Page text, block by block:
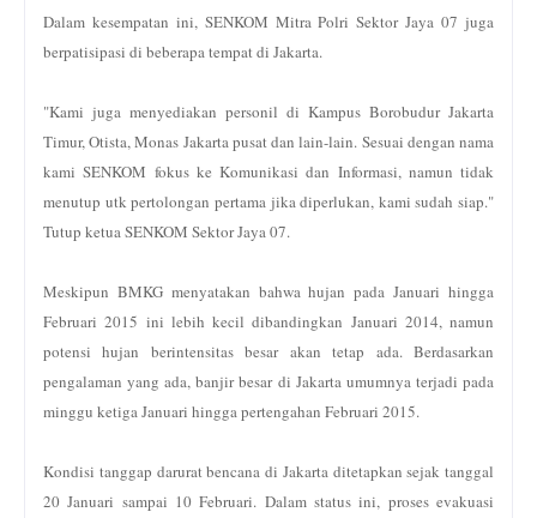
Dalam kesempatan ini, SENKOM Mitra Polri Sektor Jaya 07 juga
berpatisipasi di beberapa tempat di Jakarta.
"Kami juga menyediakan personil di Kampus Borobudur Jakarta
Timur, Otista, Monas Jakarta pusat dan lain-lain. Sesuai dengan nama
kami SENKOM fokus ke Komunikasi dan Informasi, namun tidak
menutup utk pertolongan pertama jika diperlukan, kami sudah siap."
Tutup ketua SENKOM Sektor Jaya 07.
Meskipun BMKG menyatakan bahwa hujan pada Januari hingga
Februari 2015 ini lebih kecil dibandingkan Januari 2014, namun
potensi hujan berintensitas besar akan tetap ada. Berdasarkan
pengalaman yang ada, banjir besar di Jakarta umumnya terjadi pada
minggu ketiga Januari hingga pertengahan Februari 2015.
Kondisi tanggap darurat bencana di Jakarta ditetapkan sejak tanggal
20 Januari sampai 10 Februari. Dalam status ini, proses evakuasi